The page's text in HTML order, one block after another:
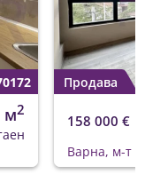
м2
Продава
158 000 €
Варна, м-т